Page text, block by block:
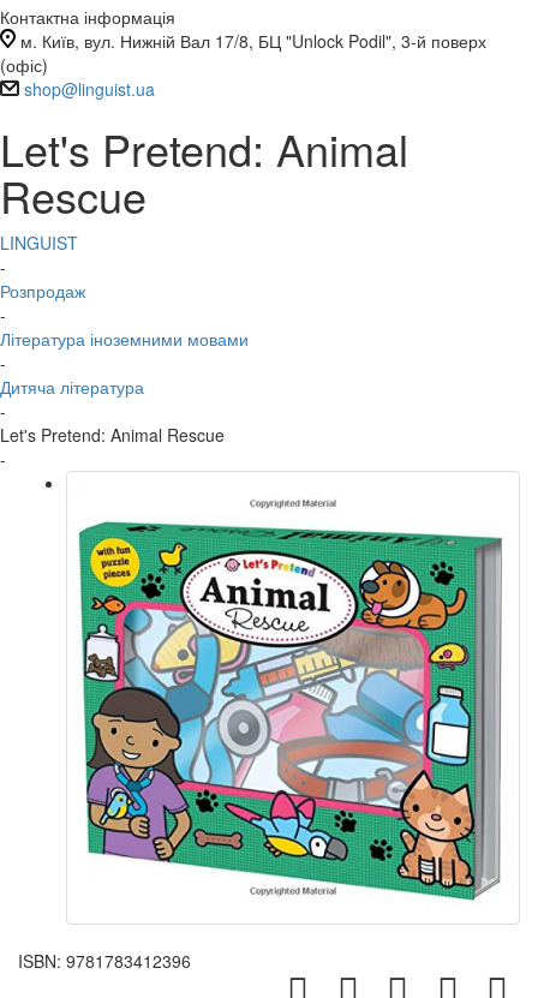
Контактна інформація
м. Київ, вул. Нижній Вал 17/8, БЦ "Unlock Podil", 3-й поверх
(офіс)
shop@linguist.ua
Let's Pretend: Animal
Rescue
LINGUIST
-
Розпродаж
-
Література іноземними мовами
-
Дитяча література
-
Let's Pretend: Animal Rescue
-
ISBN: 9781783412396